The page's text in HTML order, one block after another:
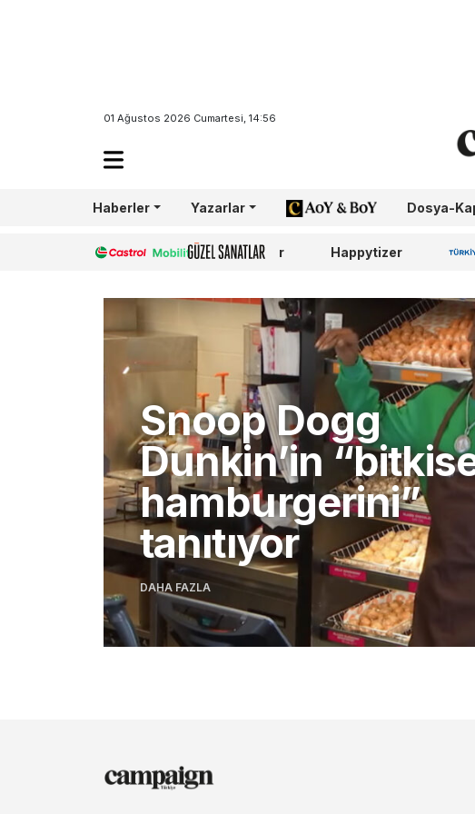
01 Ağustos 2026 Cumartesi, 14:56
Haberler Yazarlar AoY/BoY Dosya-
Castrol Güzel Sanatlar Happytizer İş
Snoop Dogg
Dunkin’in
hamburgerini”
tanıtıyor
DAHA FAZLA